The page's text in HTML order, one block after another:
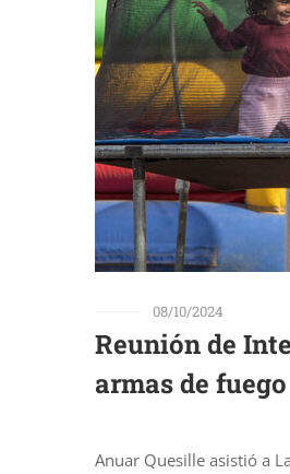
08/10/2024
Reunión de
armas de fuego
Anuar Quesille asistió a